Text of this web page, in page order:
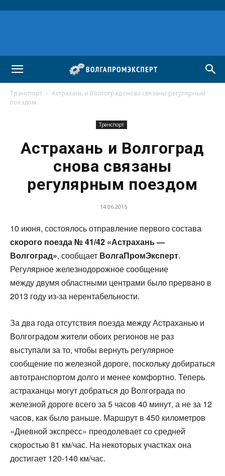
Транспорт
Астрахань и Волгоград снова связаны регулярным
поездом
Транспорт
Астрахань и Волгоград
снова связаны
регулярным поездом
14.06.2015
10 июня, состоялось отправление первого состава
скорого поезда № 41/42 «Астрахань —
Волгоград», сообщает ВолгаПромЭксперт.
Регулярное железнодорожное сообщение
между двумя областными центрами было прервано в
2013 году из-за нерентабельности.
За два года отсутствия поезда между Астраханью и
Волгоградом жители обоих регионов не раз
выступали за то, чтобы вернуть регулярное
сообщение по железной дороге, поскольку добираться
автотранспортом долго и менее комфортно. Теперь
астраханцы могут добраться до Волгограда по
железной дороге всего за 5 часов 40 минут, а не за 12
часов, как было раньше. Маршрут в 450 километров
«Дневной экспресс» преодолевает со средней
скоростью 81 км/час. На некоторых участках она
достигает 120-140 км/час.